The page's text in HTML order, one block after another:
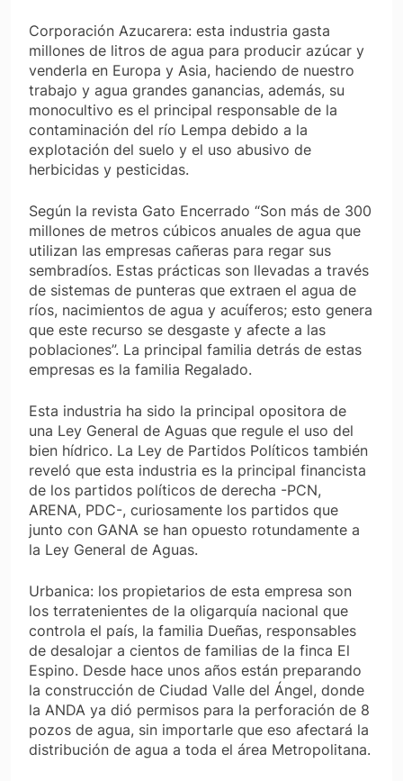
Corporación Azucarera: esta industria gasta
millones de litros de agua para producir azúcar y
venderla en Europa y Asia, haciendo de nuestro
trabajo y agua grandes ganancias, además, su
monocultivo es el principal responsable de la
contaminación del río Lempa debido a la
explotación del suelo y el uso abusivo de
herbicidas y pesticidas.
Según la revista Gato Encerrado “Son más de 300
millones de metros cúbicos anuales de agua que
utilizan las empresas cañeras para regar sus
sembradíos. Estas prácticas son llevadas a través
de sistemas de punteras que extraen el agua de
ríos, nacimientos de agua y acuíferos; esto genera
que este recurso se desgaste y afecte a las
poblaciones”. La principal familia detrás de estas
empresas es la familia Regalado.
Esta industria ha sido la principal opositora de
una Ley General de Aguas que regule el uso del
bien hídrico. La Ley de Partidos Políticos también
reveló que esta industria es la principal financista
de los partidos políticos de derecha -PCN,
ARENA, PDC-, curiosamente los partidos que
junto con GANA se han opuesto rotundamente a
la Ley General de Aguas.
Urbanica: los propietarios de esta empresa son
los terratenientes de la oligarquía nacional que
controla el país, la familia Dueñas, responsables
de desalojar a cientos de familias de la finca El
Espino. Desde hace unos años están preparando
la construcción de Ciudad Valle del Ángel, donde
la ANDA ya dió permisos para la perforación de 8
pozos de agua, sin importarle que eso afectará la
distribución de agua a toda el área Metropolitana.